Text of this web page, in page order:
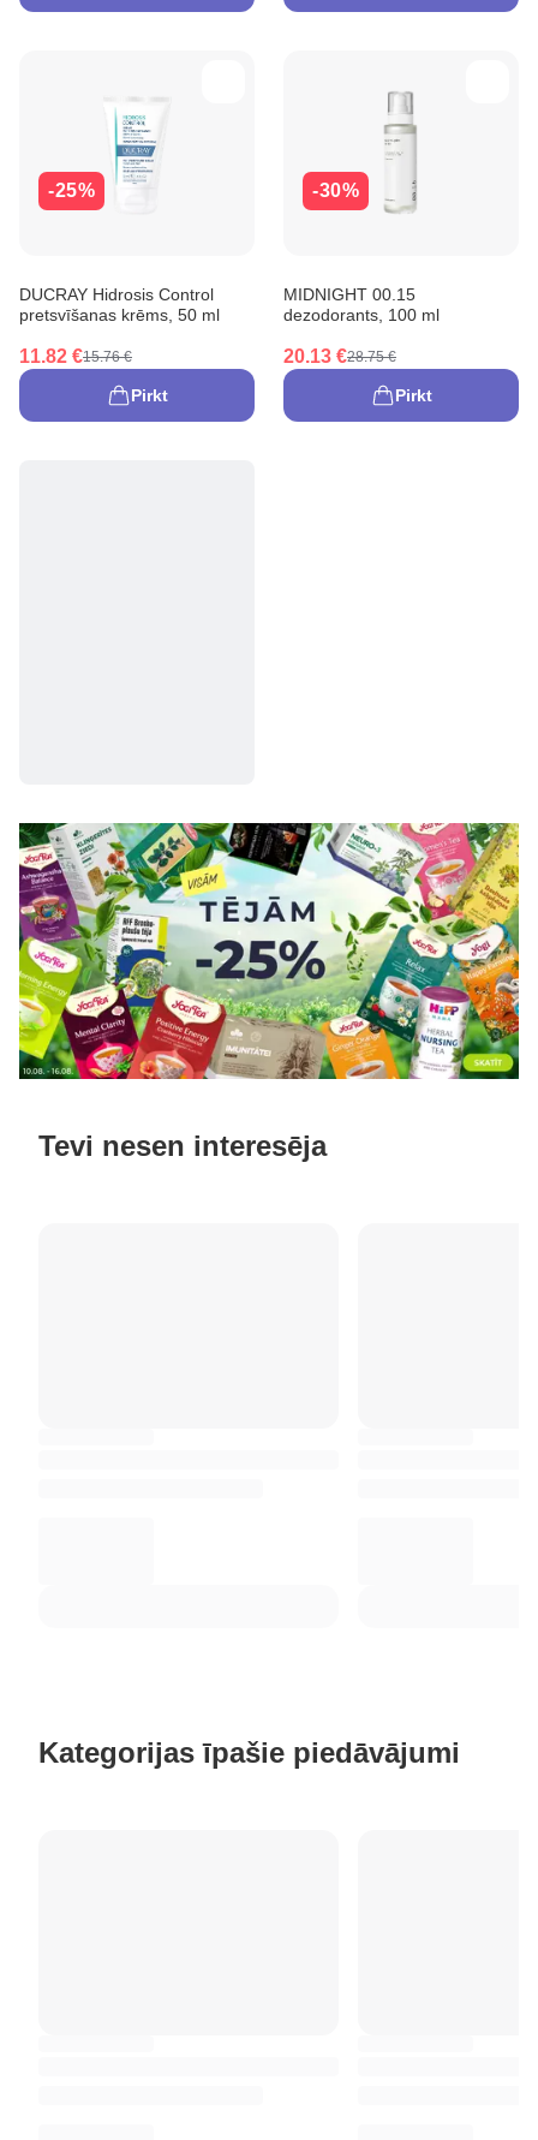
-25%
DUCRAY Hidrosis Control
pretsvīšanas krēms, 50 ml
11.82 €15.76 €
Pirkt
-30%
MIDNIGHT 00.15
dezodorants, 100 ml
20.13 €28.75 €
Pirkt
Tevi nesen interesēja
Kategorijas īpašie piedāvājumi